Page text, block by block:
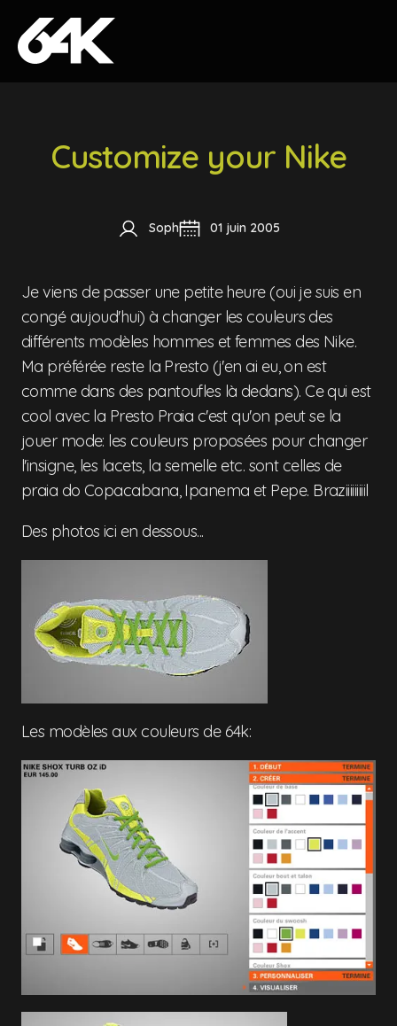
Skip to content
Customize your Nike
Soph 01 juin 2005
Je viens de passer une petite heure (oui je suis en
congé aujoud'hui) à changer les couleurs des
différents modèles hommes et femmes des Nike.
Ma préférée reste la Presto (j'en ai eu, on est
comme dans des pantoufles là dedans). Ce qui est
cool avec la Presto Praia c'est qu'on peut se la
jouer mode: les couleurs proposées pour changer
l'insigne, les lacets, la semelle etc. sont celles de
praia do Copacabana, Ipanema et Pepe. Braziiiiiiiiil
Des photos ici en dessous...
Les modèles aux couleurs de 64k: